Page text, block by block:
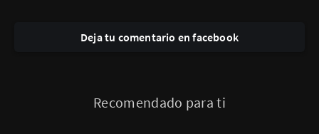
Deja tu comentario en facebook
Recomendado para ti